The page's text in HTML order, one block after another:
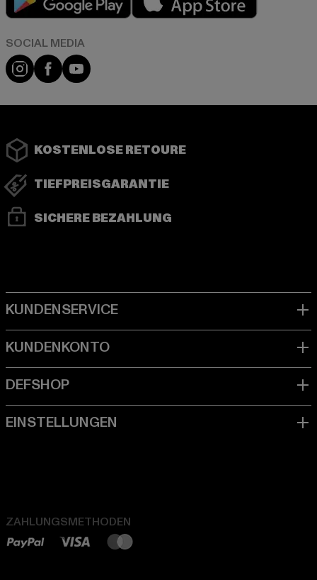
Instagram
FacebookYouTube
KOSTENLOSE RETOURE
TIEFPREISGARANTIE
SICHERE BEZAHLUNG
ZAHLUNGSMETHODEN